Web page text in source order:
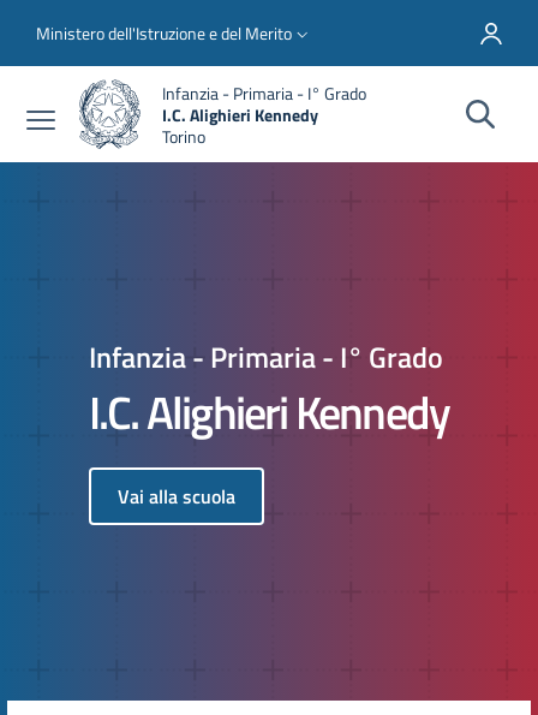
Slim top
Ministero dell'Istruzione e del Merito
Infanzia - Primaria - I° Grado
I.C. Alighieri Kennedy
Torino
Infanzia - Primaria - I° Grado
I.C. Alighieri Kennedy
Vai alla scuola